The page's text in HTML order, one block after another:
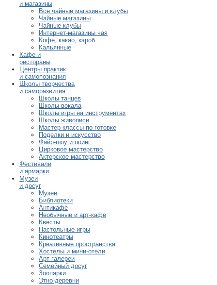
и магазины
Все чайные магазины и клубы
Чайные магазины
Чайные клубы
Интернет-магазины чая
Кофе, какао, кэроб
Кальянные
Кафе и
рестораны
Центры практик
и самопознания
Школы творчества
и саморазвития
Школы танцев
Школы вокала
Школы игры на инструментах
Школы живописи
Мастер-классы по готовке
Поделки и искусство
Файр-шоу и поинг
Цирковое мастерство
Актерское мастерство
Фестивали
и ярмарки
Музеи
и досуг
Музеи
Библиотеки
Антикафе
Необычные и арт-кафе
Квесты
Настольные игры
Кинотеатры
Креативные пространства
Хостелы и мини-отели
Арт-галереи
Семейный досуг
Зоопарки
Этно-деревни